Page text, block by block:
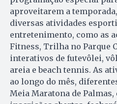
aproveitarem a
diversas atividades
entretenimento, como as
Fitness, Trilha no Parque
interativos de futevôlei,
areia e beach tennis. As
ao longo do mês,
Meia Maratona de Palmas,